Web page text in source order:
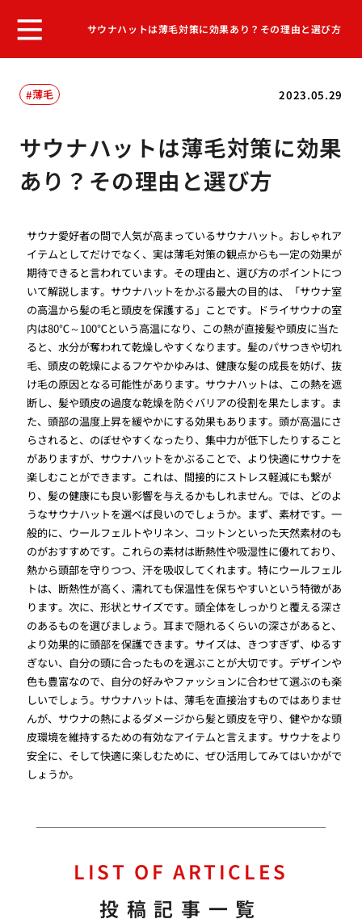
サウナハットは薄毛対策に効果あり？その理由と選び方
2023.05.29
薄毛
サウナハットは薄毛対策に効果
あり？その理由と選び方
サウナ愛好者の間で人気が高まっているサウナハット。おしゃれア
イテムとしてだけでなく、実は薄毛対策の観点からも一定の効果が
期待できると言われています。その理由と、選び方のポイントにつ
いて解説します。サウナハットをかぶる最大の目的は、「サウナ室
の高温から髪の毛と頭皮を保護する」ことです。ドライサウナの室
内は80℃～100℃という高温になり、この熱が直接髪や頭皮に当た
ると、水分が奪われて乾燥しやすくなります。髪のパサつきや切れ
毛、頭皮の乾燥によるフケやかゆみは、健康な髪の成長を妨げ、抜
け毛の原因となる可能性があります。サウナハットは、この熱を遮
断し、髪や頭皮の過度な乾燥を防ぐバリアの役割を果たします。ま
た、頭部の温度上昇を緩やかにする効果もあります。頭が高温にさ
らされると、のぼせやすくなったり、集中力が低下したりすること
がありますが、サウナハットをかぶることで、より快適にサウナを
楽しむことができます。これは、間接的にストレス軽減にも繋が
り、髪の健康にも良い影響を与えるかもしれません。では、どのよ
うなサウナハットを選べば良いのでしょうか。まず、素材です。一
般的に、ウールフェルトやリネン、コットンといった天然素材のも
のがおすすめです。これらの素材は断熱性や吸湿性に優れており、
熱から頭部を守りつつ、汗を吸収してくれます。特にウールフェル
トは、断熱性が高く、濡れても保温性を保ちやすいという特徴があ
ります。次に、形状とサイズです。頭全体をしっかりと覆える深さ
のあるものを選びましょう。耳まで隠れるくらいの深さがあると、
より効果的に頭部を保護できます。サイズは、きつすぎず、ゆるす
ぎない、自分の頭に合ったものを選ぶことが大切です。デザインや
色も豊富なので、自分の好みやファッションに合わせて選ぶのも楽
しいでしょう。サウナハットは、薄毛を直接治すものではありませ
んが、サウナの熱によるダメージから髪と頭皮を守り、健やかな頭
皮環境を維持するための有効なアイテムと言えます。サウナをより
安全に、そして快適に楽しむために、ぜひ活用してみてはいかがで
しょうか。
LIST OF ARTICLES
投稿記事一覧